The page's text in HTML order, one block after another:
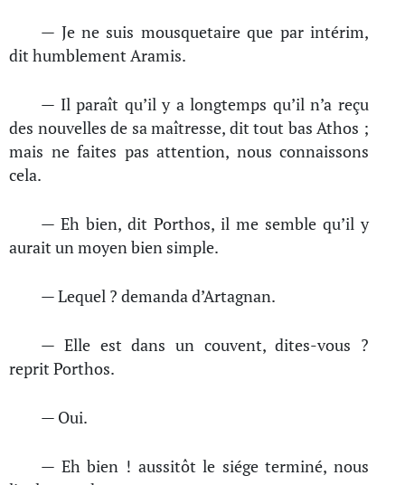
— Je ne suis mousquetaire que par intérim,
dit humblement Aramis.
— Il paraît qu’il y a longtemps qu’il n’a reçu
des nouvelles de sa maîtresse, dit tout bas Athos ;
mais ne faites pas attention, nous connaissons
cela.
— Eh bien, dit Porthos, il me semble qu’il y
aurait un moyen bien simple.
— Lequel ? demanda d’Artagnan.
— Elle est dans un couvent, dites-vous ?
reprit Porthos.
— Oui.
— Eh bien ! aussitôt le siége terminé, nous